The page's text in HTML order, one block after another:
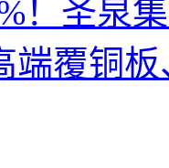
！圣泉
端覆铜